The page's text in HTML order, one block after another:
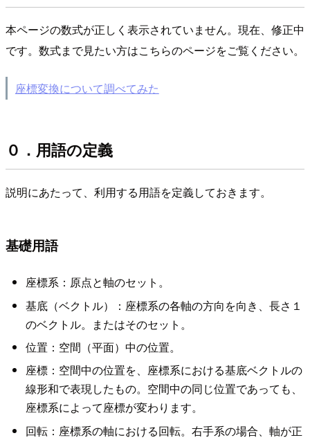
本ページの数式が正しく表示されていません。現在、修正中
です。数式まで見たい方はこちらのページをご覧ください。
座標変換について調べてみた
０．用語の定義
説明にあたって、利用する用語を定義しておきます。
基礎用語
座標系：原点と軸のセット。
基底（ベクトル）：座標系の各軸の方向を向き、長さ１
のベクトル。またはそのセット。
位置：空間（平面）中の位置。
座標：空間中の位置を、座標系における基底ベクトルの
線形和で表現したもの。空間中の同じ位置であっても、
座標系によって座標が変わります。
回転：座標系の軸における回転。右手系の場合、軸が正